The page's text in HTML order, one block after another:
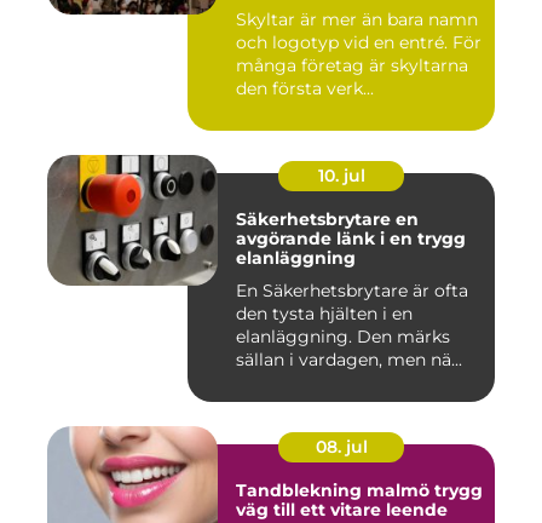
Skyltar är mer än bara namn
och logotyp vid en entré. För
många företag är skyltarna
den första verk...
10. jul
Säkerhetsbrytare en
avgörande länk i en trygg
elanläggning
En Säkerhetsbrytare är ofta
den tysta hjälten i en
elanläggning. Den märks
sällan i vardagen, men nä...
08. jul
Tandblekning malmö trygg
väg till ett vitare leende